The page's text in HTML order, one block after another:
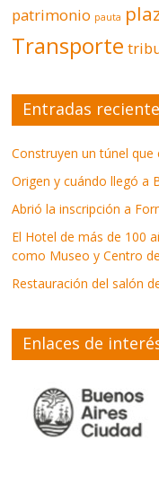
patrimonio pauta
Transporte
Entradas
Construyen un túnel
Origen y cuándo llegó a
Abrió la inscripción a
El Hotel de más de 100
como Museo y Centro
Restauración del salón
Enlaces de